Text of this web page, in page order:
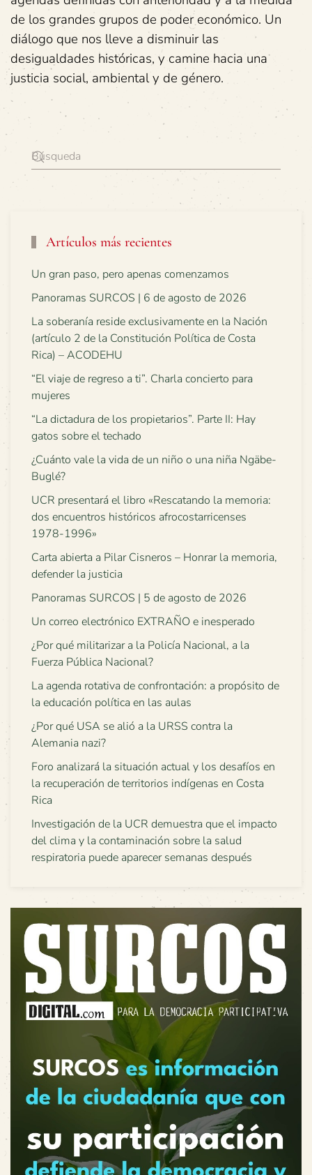
de los grandes grupos de poder económico. Un
diálogo que nos lleve a disminuir las
desigualdades históricas, y camine hacia una
justicia social, ambiental y de género.
Artículos más recientes
Un gran paso, pero apenas comenzamos
Panoramas SURCOS | 6 de agosto de 2026
La soberanía reside exclusivamente en la Nación
(artículo 2 de la Constitución Política de Costa
Rica) – ACODEHU
“El viaje de regreso a ti”. Charla concierto para
mujeres
“La dictadura de los propietarios”. Parte II: Hay
gatos sobre el techado
¿Cuánto vale la vida de un niño o una niña Ngäbe-
Buglé?
UCR presentará el libro «Rescatando la memoria:
dos encuentros históricos afrocostarricenses
1978-1996»
Carta abierta a Pilar Cisneros – Honrar la memoria,
defender la justicia
Panoramas SURCOS | 5 de agosto de 2026
Un correo electrónico EXTRAÑO e inesperado
¿Por qué militarizar a la Policía Nacional, a la
Fuerza Pública Nacional?
La agenda rotativa de confrontación: a propósito de
la educación política en las aulas
¿Por qué USA se alió a la URSS contra la
Alemania nazi?
Foro analizará la situación actual y los desafíos en
la recuperación de territorios indígenas en Costa
Rica
Investigación de la UCR demuestra que el impacto
del clima y la contaminación sobre la salud
respiratoria puede aparecer semanas después